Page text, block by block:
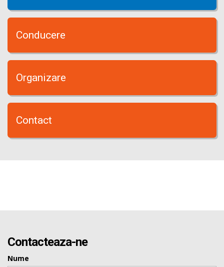
Conducere
Organizare
Contact
Contacteaza-ne
Nume